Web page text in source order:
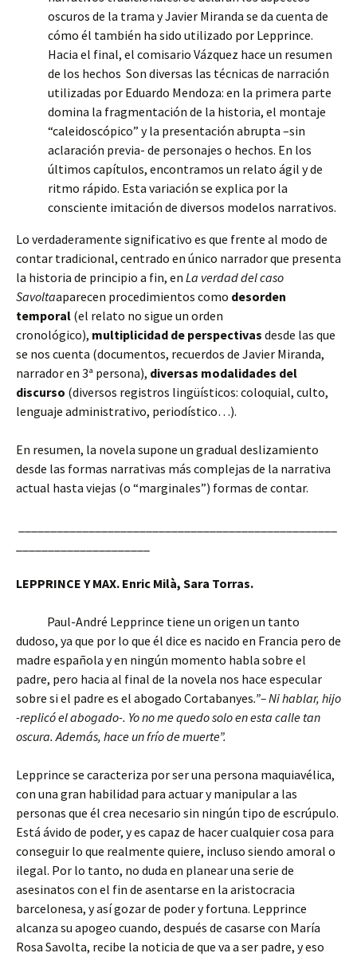
oscuros de la trama y Javier Miranda se da cuenta de
cómo él también ha sido utilizado por Lepprince.
Hacia el final, el comisario Vázquez hace un resumen
de los hechos Son diversas las técnicas de narración
utilizadas por Eduardo Mendoza: en la primera parte
domina la fragmentación de la historia, el montaje
“caleidoscópico” y la presentación abrupta –sin
aclaración previa- de personajes o hechos. En los
últimos capítulos, encontramos un relato ágil y de
ritmo rápido. Esta variación se explica por la
consciente imitación de diversos modelos narrativos.
Lo verdaderamente significativo es que frente al modo de
contar tradicional, centrado en único narrador que presenta
la historia de principio a fin, en La verdad del caso
Savoltaaparecen procedimientos como desorden
temporal (el relato no sigue un orden
cronológico), multiplicidad de perspectivas desde las que
se nos cuenta (documentos, recuerdos de Javier Miranda,
narrador en 3ª persona), diversas modalidades del
discurso (diversos registros lingüísticos: coloquial, culto,
lenguaje administrativo, periodístico…).
En resumen, la novela supone un gradual deslizamiento
desde las formas narrativas más complejas de la narrativa
actual hasta viejas (o “marginales”) formas de contar.
LEPPRINCE Y MAX. Enric Milà, Sara Torras.
Paul-André Lepprince tiene un origen un tanto
dudoso, ya que por lo que él dice es nacido en Francia pero de
madre española y en ningún momento habla sobre el
padre, pero hacia al final de la novela nos hace especular
sobre si el padre es el abogado Cortabanyes.”– Ni hablar, hijo
-replicó el abogado-. Yo no me quedo solo en esta calle tan
oscura. Además, hace un frío de muerte”.
Lepprince se caracteriza por ser una persona maquiavélica,
con una gran habilidad para actuar y manipular a las
personas que él crea necesario sin ningún tipo de escrúpulo.
Está ávido de poder, y es capaz de hacer cualquier cosa para
conseguir lo que realmente quiere, incluso siendo amoral o
ilegal. Por lo tanto, no duda en planear una serie de
asesinatos con el fin de asentarse en la aristocracia
barcelonesa, y así gozar de poder y fortuna. Lepprince
alcanza su apogeo cuando, después de casarse con María
Rosa Savolta, recibe la noticia de que va a ser padre, y eso